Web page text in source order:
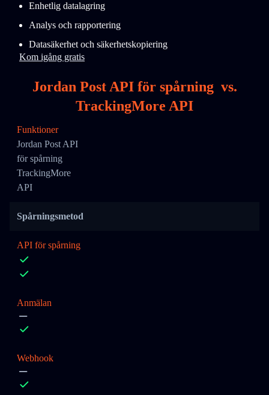
Enhetlig datalagring
Analys och rapportering
Datasäkerhet och säkerhetskopiering
Kom igång gratis
Jordan Post API för spårning vs.
TrackingMore API
Funktioner
Jordan Post API
för spårning
TrackingMore
API
Spårningsmetod
API för spårning
Anmälan
Webhook